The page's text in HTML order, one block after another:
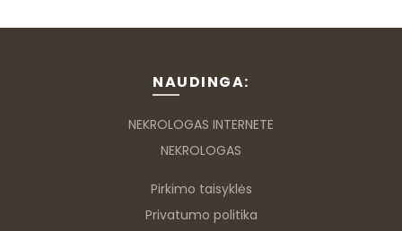
NAUDINGA:
NEKROLOGAS INTERNETE
NEKROLOGAS
Pirkimo taisyklės
Privatumo politika